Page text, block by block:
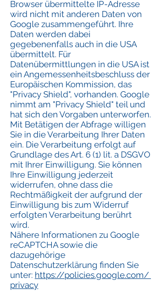
Browser übermittelte IP-Adresse
wird nicht mit anderen Daten von
Google zusammengeführt. Ihre
Daten werden dabei
gegebenenfalls auch in die USA
übermittelt. Für
Datenübermittlungen in die USA ist
ein Angemessenheitsbeschluss der
Europäischen Kommission, das
"Privacy Shield", vorhanden. Google
nimmt am "Privacy Shield" teil und
hat sich den Vorgaben unterworfen.
Mit Betätigen der Abfrage willigen
Sie in die Verarbeitung Ihrer Daten
ein. Die Verarbeitung erfolgt auf
Grundlage des Art. 6 (1) lit. a DSGVO
mit Ihrer Einwilligung. Sie können
Ihre Einwilligung jederzeit
widerrufen, ohne dass die
Rechtmäßigkeit der aufgrund der
Einwilligung bis zum Widerruf
erfolgten Verarbeitung berührt
wird.
Nähere Informationen zu Google
reCAPTCHA sowie die
dazugehörige
Datenschutzerklärung finden Sie
unter: https://policies.google.com/
privacy